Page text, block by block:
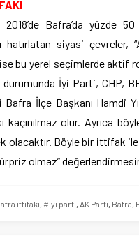
2018’de Bafra’da yüzde
hatırlatan siyasi çevreler,
bu yerel seçimlerde aktif
İyi Parti, CHP,
Bafra İlçe Başkanı Hamdi
kaçınılmaz olur. Ayrıca
olacaktır. Böyle bir ittifak
olmaz”
ittifakı #iyi parti AK Parti Bafra